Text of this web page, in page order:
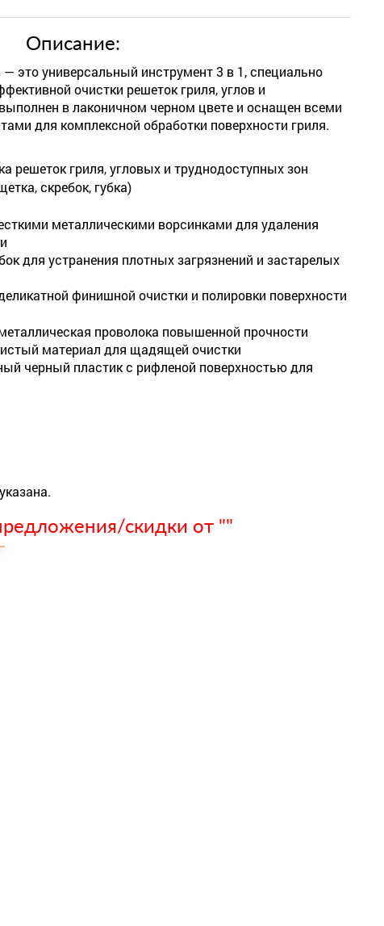
Описание:
это универсальный инструмент 3 в 1, специально
очистки решеток гриля, углов и
в лаконичном черном цвете и оснащен всеми
для комплексной обработки поверхности гриля.
решеток гриля, угловых и труднодоступных зон
скребок, губка)
металлическими ворсинками для удаления
для устранения плотных загрязнений и застарелых
финишной очистки и полировки поверхности
проволока повышенной прочности
материал для щадящей очистки
черный пластик с рифленой поверхностью для
скидки от ""